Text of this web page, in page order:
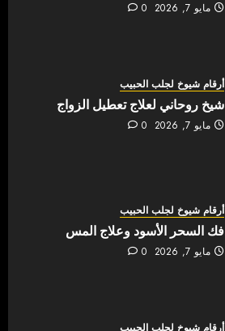
مايو 7, 2026 0
أرقام شيوخ لجلب الحبيب
شيخ روحاني لعلاج تعطيل الزواج
مايو 7, 2026 0
أرقام شيوخ لجلب الحبيب
فك السحر الأسود وعلاج المس
مايو 7, 2026 0